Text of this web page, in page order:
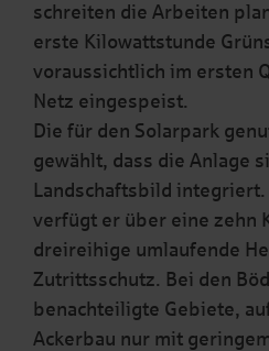
schreiten die Arbeiten
erste Kilowattstunde
voraussichtlich im ersten
Netz eingespeist.
Die für den Solarpark
gewählt, dass die Anlage
Landschaftsbild
verfügt er über eine zehn
dreireihige umlaufende
Zutrittsschutz. Bei den
benachteiligte Gebiete,
Ackerbau nur mit